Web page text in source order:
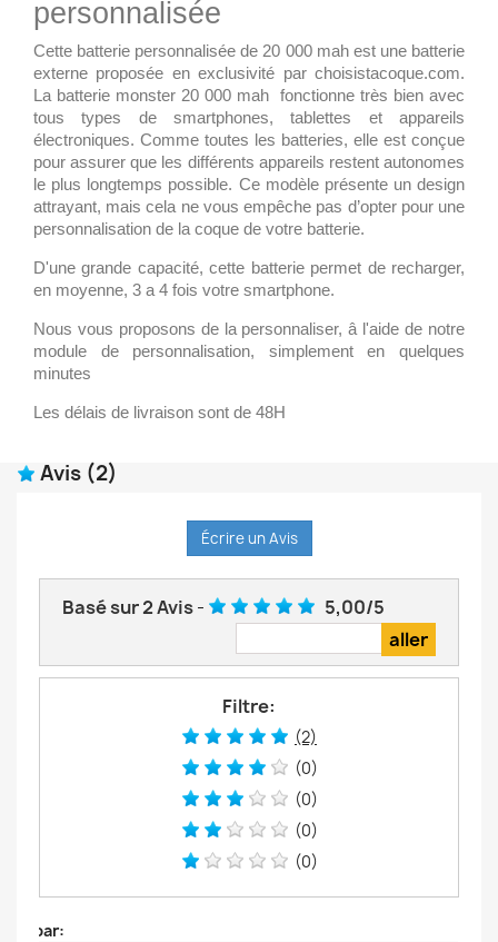
personnalisée
Cette batterie personnalisée de 20 000 mah est une batterie
externe proposée en exclusivité par choisistacoque.com.
La batterie monster 20 000 mah fonctionne très bien avec
tous types de smartphones, tablettes et appareils
électroniques. Comme toutes les batteries, elle est conçue
pour assurer que les différents appareils restent autonomes
le plus longtemps possible. Ce modèle présente un design
attrayant, mais cela ne vous empêche pas d’opter pour une
personnalisation de la coque de votre batterie.
D'une grande capacité, cette batterie permet de recharger,
en moyenne, 3 a 4 fois votre smartphone.
Nous vous proposons de la personnaliser, â l'aide de notre
module de personnalisation, simplement en quelques
minutes
Les délais de livraison sont de 48H
Avis (2)
Écrire un Avis
Basé sur2Avis- 5,00/5
Filtre:
(2)
(0)
(0)
(0)
(0)
par: